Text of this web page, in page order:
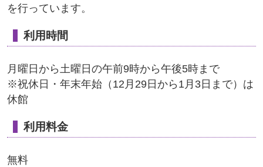
を行っています。
利用時間
月曜日から土曜日の午前9時から午後5時まで
※祝休日・年末年始（12月29日から1月3日まで）は
休館
利用料金
無料